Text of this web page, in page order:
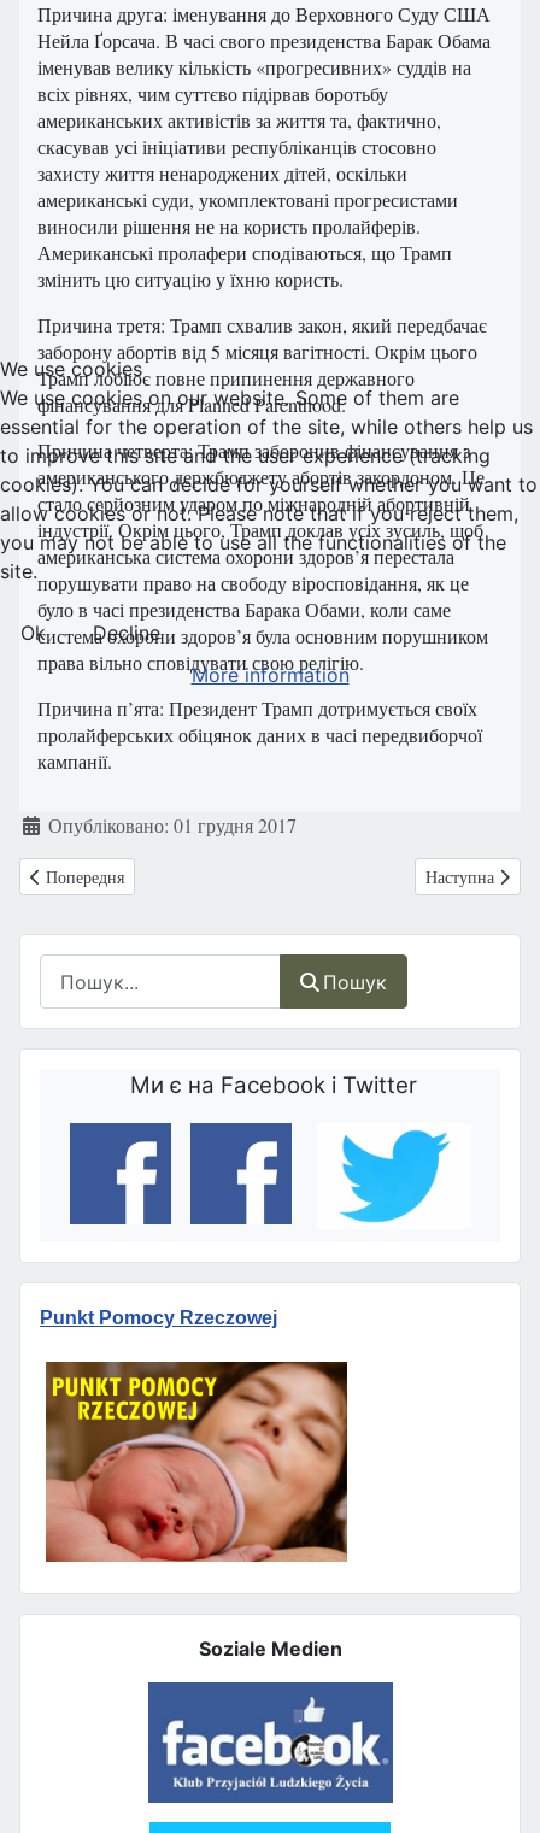
Пошук
Ми є на Facebook і Twitter
Punkt Pomocy Rzeczowej
Soziale Medien
Причина друга: іменування до Верховного Суду США
Нейла Ґорсача. В часі свого президенства Барак Обама
іменував велику кількість «прогресивних» суддів на
всіх рівнях, чим суттєво підірвав боротьбу
американських активістів за життя та, фактично,
скасував усі ініціативи республіканців стосовно
захисту життя ненароджених дітей, оскільки
американські суди, укомплектовані прогресистами
виносили рішення не на користь пролайферів.
Американські пролафери сподіваються, що Трамп
змінить цю ситуацію у їхню користь.
Причина третя: Трамп схвалив закон, який передбачає
заборону абортів від 5 місяця вагітності. Окрім цього
Трамп лобіює повне припинення державного
фінансування для Planned Parenthood.
Причина четверта: Трамп заборонив фінансування з
американського держбюджету абортів закордоном. Це
стало серйозним ударом по міжнародній абортивній
індустрії. Окрім цього, Трамп доклав усіх зусиль, щоб
американська система охорони здоров’я перестала
порушувати право на свободу віросповідання, як це
було в часі президенства Барака Обами, коли саме
система охорони здоров’я була основним порушником
права вільно сповідувати свою релігію.
Причина п’ята: Президент Трамп дотримується своїх
пролайферських обіцянок даних в часі передвиборчої
кампанії.
ДеталіОпубліковано: 01 грудня 2017
Попередня стаття: Австралія: Штат Вікторія легалізує евтаназію
Попередня Наступна
Наступна
We use cookies
We use cookies on our website. Some of them are
essential for the operation of the site, while others help us
to improve this site and the user experience (tracking
cookies). You can decide for yourself whether you want to
allow cookies or not. Please note that if you reject them,
you may not be able to use all the functionalities of the
site.
Ok
Decline
More information